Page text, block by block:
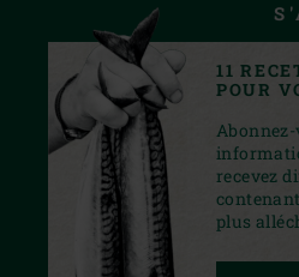
11
POUR
recevez
plus